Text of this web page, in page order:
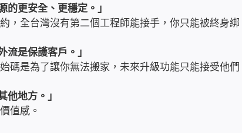
更安全、更穩定。」
，全台灣沒有第二個工程師能接手，你只能被終身綁
是保護客戶。」
碼是為了讓你無法搬家，未來升級功能只能接受他們
地方。」
值感。